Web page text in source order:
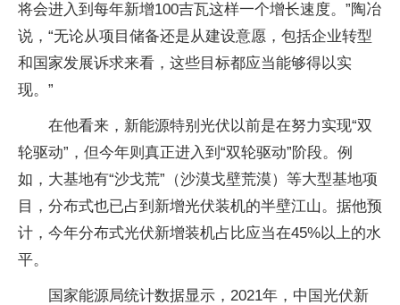
将会进入到每年新增100吉瓦这样一个增长速度。”陶冶
说，“无论从项目储备还是从建设意愿，包括企业转型
和国家发展诉求来看，这些目标都应当能够得以实
现。”
在他看来，新能源特别光伏以前是在努力实现“双
轮驱动”，但今年则真正进入到“双轮驱动”阶段。例
如，大基地有“沙戈荒”（沙漠戈壁荒漠）等大型基地项
目，分布式也已占到新增光伏装机的半壁江山。据他预
计，今年分布式光伏新增装机占比应当在45%以上的水
平。
国家能源局统计数据显示，2021年，中国光伏新